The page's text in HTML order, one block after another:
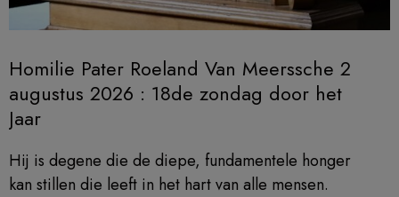
Homilie Pater Roeland Van Meerssche 2
augustus 2026 : 18de zondag door het
Jaar
Hij is degene die de diepe, fundamentele honger
kan stillen die leeft in het hart van alle mensen.